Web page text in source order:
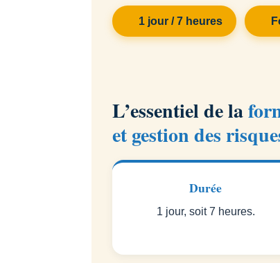
1 jour / 7 heures
L’essentiel de la
et gestion des
Durée
1 jour, soit 7 heures.